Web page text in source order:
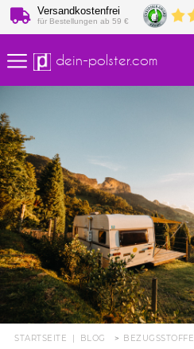
Versandkostenfrei
für Bestellungen ab 59 €
dein-polster.com
STARTSEITE | BLOG BEZUGSSTOFFE